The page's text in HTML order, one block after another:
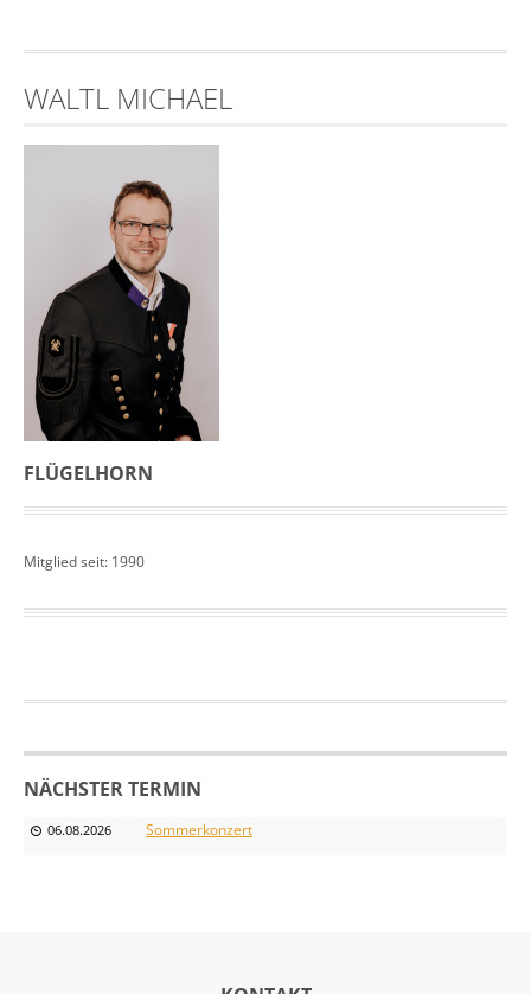
WALTL MICHAEL
FLÜGELHORN
Mitglied seit: 1990
NÄCHSTER TERMIN
06.08.2026 Sommerkonzert